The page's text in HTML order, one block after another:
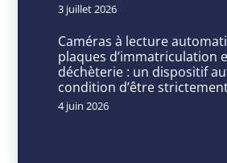
une
reconnaissance
nationale
3 juillet 2026
Caméras à lecture
plaques d’immatriculation
déchèterie : un dispositif
condition d’être
4 juin 2026